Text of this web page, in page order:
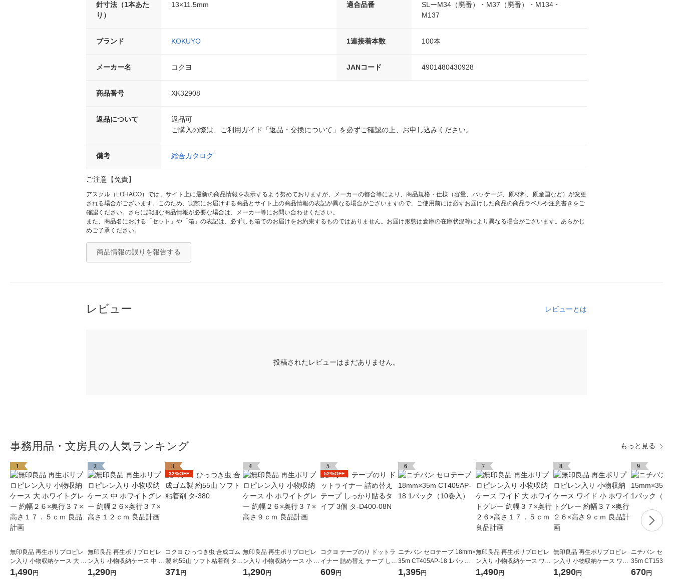
針寸法（1本あた
り）
13×11.5mm 適合品番
SLーM34（廃番）・M37（廃番）・M134・
M137
ブランド KOKUYO 1連接着本数 100本
メーカー名 コクヨ JANコード 4901480430928
商品番号 XK32908
返品について
返品可
ご購入の際は、ご利用ガイド「返品・交換について」を必ずご確認の上、お申し込みください。
備考 総合カタログ
ご注意【免責】
アスクル（LOHACO）では、サイト上に最新の商品情報を表示するよう努めておりますが、メーカーの都合等により、商品規格・仕様（容量、パッケージ、原材料、原産国など）が変更
される場合がございます。このため、実際にお届けする商品とサイト上の商品情報の表記が異なる場合がございますので、ご使用前には必ずお届けした商品の商品ラベルや注意書きをご
確認ください。さらに詳細な商品情報が必要な場合は、メーカー等にお問い合わせください。
また、商品名における「セット」や「箱」の表記は、必ずしも箱でのお届けをお約束するものではありません。お届け形態は倉庫の在庫状況等により異なる場合がございます。あらかじ
めご了承ください。
商品情報の誤りを報告する
レビュー レビューとは
投稿されたレビューはまだありません。
事務用品・文房具の人気ランキング もっと見る
1
無印良品 再生ポリプロピレ
ン入り 小物収納ケース 大 ホ
ワイトグレー 約幅２６×奥行
1,490円
2
無印良品 再生ポリプロピレ
ン入り 小物収納ケース 中 ホ
ワイトグレー 約幅２６×奥行
1,290円
3
32%OFF
コクヨ ひっつき虫 合成ゴム
製 約55山 ソフト粘着剤 タ-3
80
371円
4
無印良品 再生ポリプロピレ
ン入り 小物収納ケース 小 ホ
ワイトグレー 約幅２６×奥行
1,290円
5
52%OFF
コクヨ テープのり ドットラ
イナー 詰め替え テープ しっ
かり貼るタイプ 3個 タ-D400
609円
6
ニチバン セロテープ 18mm×
35m CT405AP-18 1パック
（10巻入）
1,395円
7
無印良品 再生ポリプロピレ
ン入り 小物収納ケース ワイ
ド 大 ホワイトグレー 約幅３
1,490円
8
無印良品 再生ポリプロピレ
ン入り 小物収納ケース ワイ
ド 小 ホワイトグレー 約幅３
1,290円
9
ニチバン セロ
35m CT1535-
巻入）
670円